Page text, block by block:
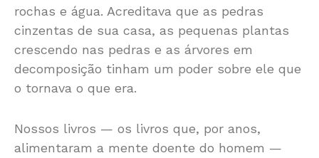
rochas e água. Acreditava que as pedras
cinzentas de sua casa, as pequenas plantas
crescendo nas pedras e as árvores em
decomposição tinham um poder sobre ele que
o tornava o que era.
Nossos livros — os livros que, por anos,
alimentaram a mente doente do homem —